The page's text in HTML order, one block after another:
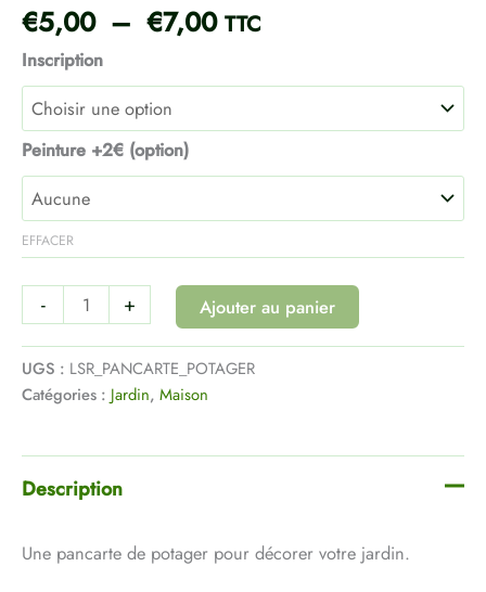
Noté
4.00
sur 5
sur
1
client
€5,00 – €7,00 TTC
Inscription
Peinture +2€ (option)
EFFACER
- + Ajouter au panier
UGS : LSR_PANCARTE_POTAGER
Catégories : Jardin, Maison
Description
Une pancarte de potager pour décorer votre jardin.